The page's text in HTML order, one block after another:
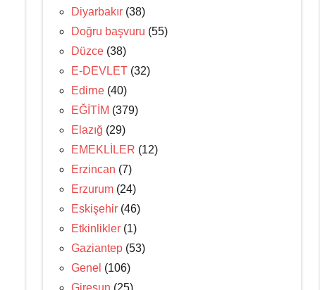
Diyarbakır (38)
Doğru başvuru (55)
Düzce (38)
E-DEVLET (32)
Edirne (40)
EĞİTİM (379)
Elazığ (29)
EMEKLİLER (12)
Erzincan (7)
Erzurum (24)
Eskişehir (46)
Etkinlikler (1)
Gaziantep (53)
Genel (106)
Giresun (25)